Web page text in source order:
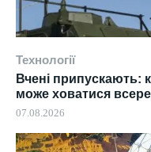
Технології
Вчені припускають:
може ховатися
07.08.2026